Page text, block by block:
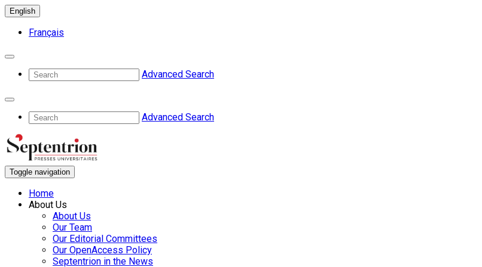
English
Français
Advanced Search
Advanced Search
Toggle navigation
Home
About Us
About Us
Our Team
Our Editorial Committees
Our OpenAccess Policy
Septentrion in the News